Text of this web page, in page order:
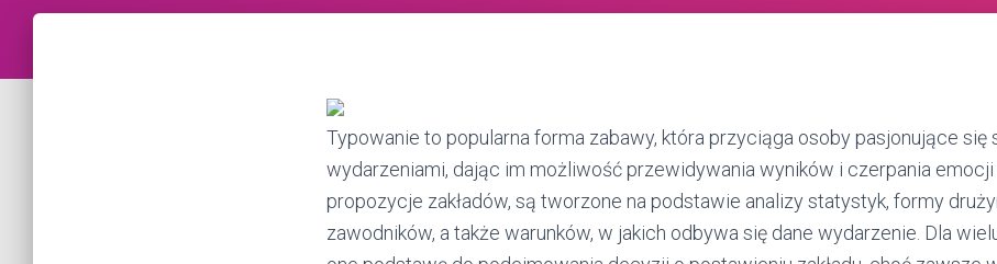
Typowanie to popularna forma zabawy, która przyciąga osoby pasjonujące się
wydarzeniami, dając im możliwość przewidywania wyników i czerpania emocji
propozycje zakładów, są tworzone na podstawie analizy statystyk, formy
zawodników, a także warunków, w jakich odbywa się dane wydarzenie. Dla